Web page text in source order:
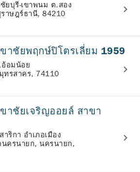
ยบุรี-เขาพนม ต.สอง
าษฎร์ธานี, 84210
าชัยพฤกษ์ปิโตรเลี่ยม 1959
อมน้อย
รสาคร, 74110
าชัยเจริญออยล์ สาขา
ริกา อำเภอเมือง
ครนายก, นครนายก,